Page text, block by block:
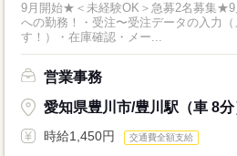
9月開始★＜未経験OK＞急募2名募集★9
への勤務！・受注〜受注データの入力
す！）・在庫確認・メー...
営業事務
愛知県豊川市/豊川駅（車 8分
時給1,450円 交通費全額支給